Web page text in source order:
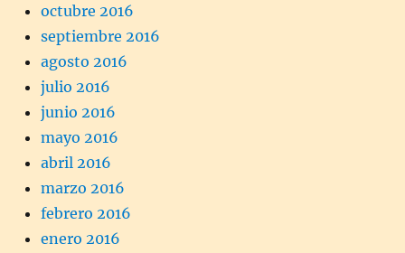
octubre 2016
septiembre 2016
agosto 2016
julio 2016
junio 2016
mayo 2016
abril 2016
marzo 2016
febrero 2016
enero 2016